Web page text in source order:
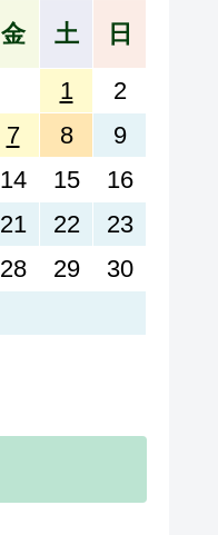
金 土 日
1
2
7 8
9
14 15
16
21 22
23
28 29
30